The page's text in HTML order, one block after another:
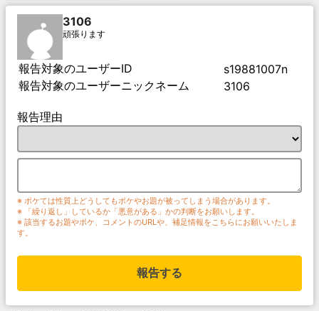
3106
頑張ります
報告対象のユーザーID
s19881007n
報告対象のユーザーニックネーム
3106
報告理由
※ ボケては性質上どうしてもボケやお題が被ってしまう場合があります。
※ 「繰り返し」しているか「悪意がある」かの判断をお願いします。
※ 該当するお題やボケ、コメントのURLや、補足情報をこちらにお願いいたしま
す。
報告する